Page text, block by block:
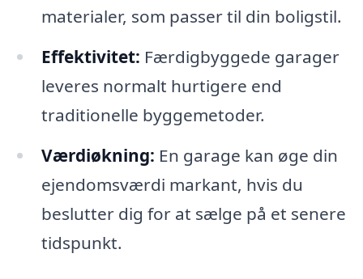
materialer, som passer til din boligstil.
Effektivitet: Færdigbyggede garager
leveres normalt hurtigere end
traditionelle byggemetoder.
Værdiøkning: En garage kan øge din
ejendomsværdi markant, hvis du
beslutter dig for at sælge på et senere
tidspunkt.